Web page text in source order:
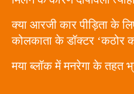
क्या आरजी कार पीड़िता के
कोलकाता के डॉक्टर ‘कठोर
मया ब्लॉक में मनरेगा के तहत